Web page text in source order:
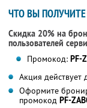
ЧТО ВЫ ПОЛУЧИТЕ
Скидка 20% на
пользователей
Промокод: PF-
Акция
Оформите
промокод PF-